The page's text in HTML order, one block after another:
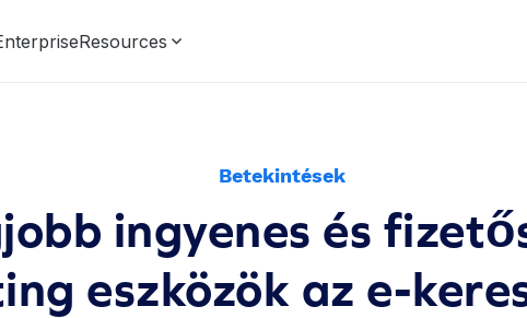
Resources
Betekintések
ingyenes és
eszközök az e-